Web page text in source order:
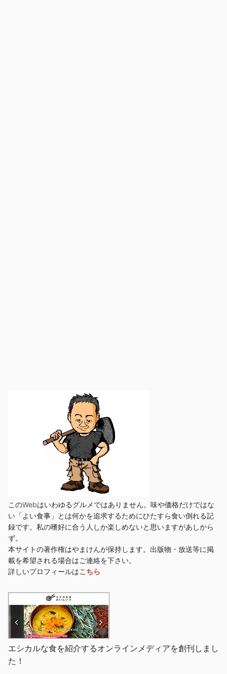
このWebはいわゆるグルメではありません。味や価格だけではな
い「よい食事」とは何かを追求するためにひたすら食い倒れる記
録です。私の嗜好に合う人しか楽しめないと思いますがあしから
ず。
本サイトの著作権はやまけんが保持します。出版物・放送等に掲
載を希望される場合はご連絡を下さい。
詳しいプロフィールはこちら
エシカルな食を紹介するオンラインメディアを創刊しまし
た！